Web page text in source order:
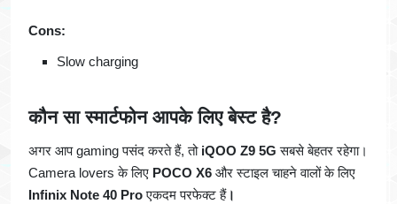
Cons:
Slow charging
कौन सा स्मार्टफोन आपके लिए बेस्ट है?
अगर आप gaming पसंद करते हैं, तो iQOO Z9 5G सबसे बेहतर रहेगा।
Camera lovers के लिए POCO X6 और स्टाइल चाहने वालों के लिए
Infinix Note 40 Proएकदम परफेक्ट हैं।